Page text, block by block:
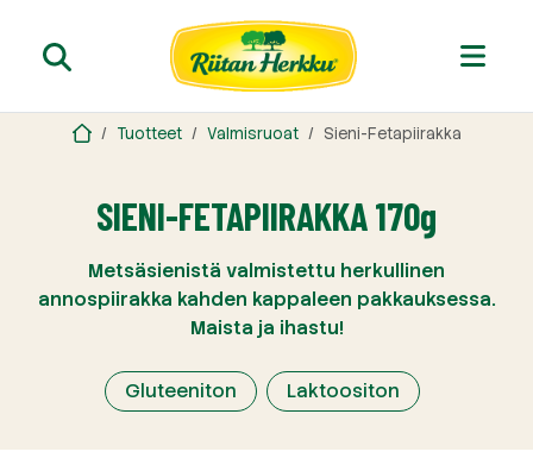
Tuotteet Valmisruoat Sieni-Fetapiirakka
SIENI-FETAPIIRAKKA 170g
Metsäsienistä valmistettu herkullinen
annospiirakka kahden kappaleen pakkauksessa.
Maista ja ihastu!
Gluteeniton Laktoositon